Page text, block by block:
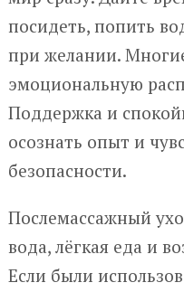
посидеть, попить
при желании.
эмоциональную
Поддержка и
осознать опыт и
безопасности.
Послемассажный
вода, лёгкая еда и
Если были